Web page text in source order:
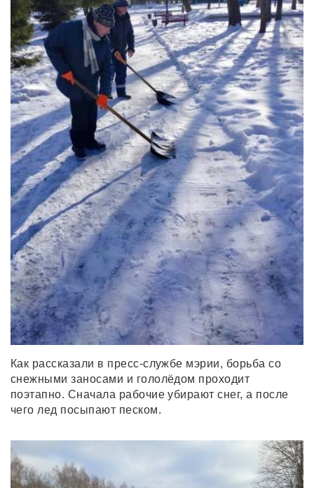
Как рассказали в пресс-службе мэрии, борьба со
снежными заносами и гололёдом проходит
поэтапно. Сначала рабочие убирают снег, а после
чего лед посыпают песком.